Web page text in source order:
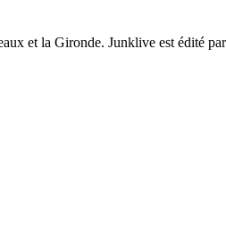
et la Gironde. Junklive est édité